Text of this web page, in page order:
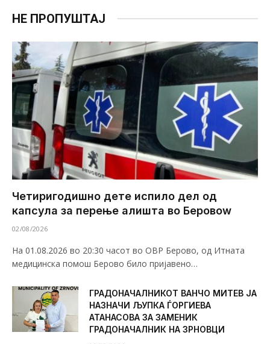
НЕ ПРОПУШТАЈ
Четиригодишно дете испило дел од
капсула за перење алишта во Беровоw
02/08/2026
На 01.08.2026 во 20:30 часот во ОВР Берово, од Итната
медицинска помош Берово било пријавено…
ГРАДОНАЧАЛНИКОТ ВАНЧО МИТЕВ ЈА
НАЗНАЧИ ЉУПКА ЃОРГИЕВА
АТАНАСОВА ЗА ЗАМЕНИК
ГРАДОНАЧАЛНИК НА ЗРНОВЦИ